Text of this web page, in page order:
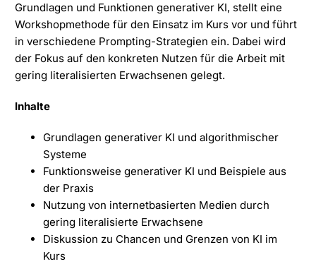
Grundlagen und Funktionen generativer KI, stellt eine
Workshopmethode für den Einsatz im Kurs vor und führt
in verschiedene Prompting-Strategien ein. Dabei wird
der Fokus auf den konkreten Nutzen für die Arbeit mit
gering literalisierten Erwachsenen gelegt.
Inhalte
Grundlagen generativer KI und algorithmischer
Systeme
Funktionsweise generativer KI und Beispiele aus
der Praxis
Nutzung von internetbasierten Medien durch
gering literalisierte Erwachsene
Diskussion zu Chancen und Grenzen von KI im
Kurs